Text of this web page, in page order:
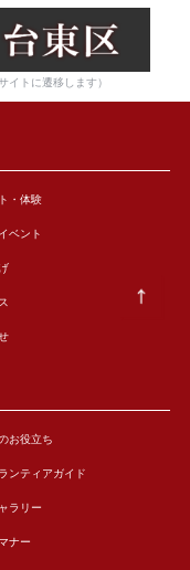
イトに遷移します）
・体験
ベント
お役立ち
ンティアガイド
ラリー
ナー